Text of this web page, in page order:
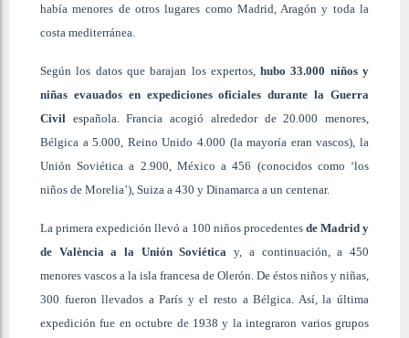
había menores de otros lugares como Madrid, Aragón y toda la
costa mediterránea.
Según los datos que barajan los expertos,hubo 33.000 niños y
niñas evauados en expediciones oficiales durante la Guerra
Civil española. Francia acogió alrededor de 20.000 menores,
Bélgica a 5.000, Reino Unido 4.000 (la mayoría eran vascos), la
Unión Soviética a 2.900, México a 456 (conocidos como ‘los
niños de Morelia’), Suiza a 430 y Dinamarca a un centenar.
La primera expedición llevó a 100 niños procedentes de Madrid y
de València a la Unión Soviéticay, a continuación, a 450
menores vascos a la isla francesa de Olerón. De éstos niños y niñas,
300 fueron llevados a París y el resto a Bélgica. Así, la última
expedición fue en octubre de 1938 y la integraron varios grupos